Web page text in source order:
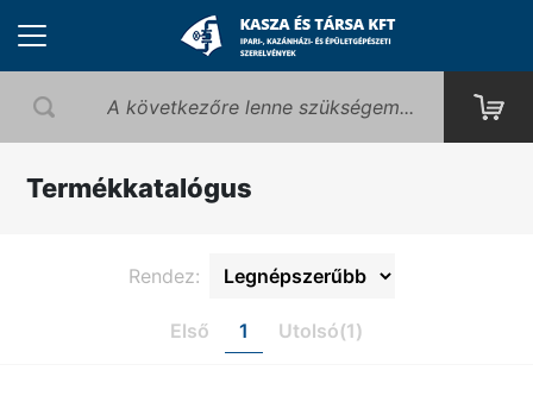
Termékkatalógus
Rendez:
Első 1 Utolsó(1)